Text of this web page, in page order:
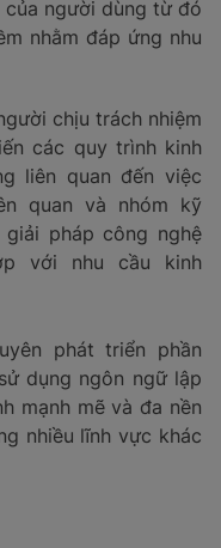
của người dùng từ đó
nhằm đáp ứng nhu
chịu trách nhiệm
các quy trình kinh
liên quan đến việc
quan và nhóm kỹ
pháp công nghệ
với nhu cầu kinh
phát triển phần
dụng ngôn ngữ lập
mạnh mẽ và đa nền
nhiều lĩnh vực khác